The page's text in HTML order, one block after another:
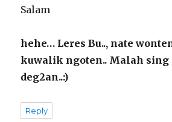
Salam
hehe… Leres Bu.., nate
kuwalik ngoten.. Malah sing
deg2an..:)
Reply